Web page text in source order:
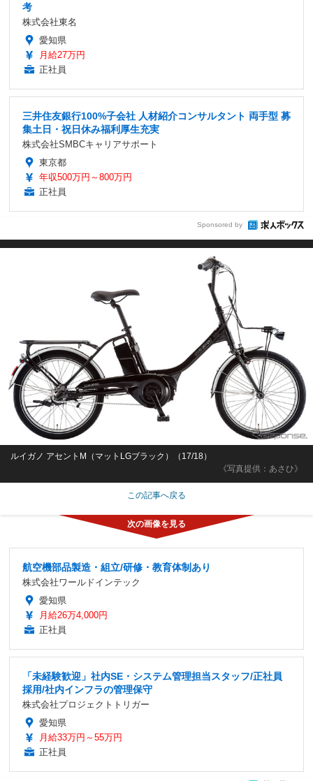
考
株式会社東名
愛知県
月給27万円
正社員
三井住友銀行100%子会社 人材紹介コンサルタント 両手型 募
集土日・祝日休み福利厚生充実
株式会社SMBCキャリアサポート
東京都
年収500万円～800万円
正社員
Sponsored by
《写真提供：あさひ》
ルイガノ アセントM（マットLGブラック）（17/18）
この記事へ戻る
航空機部品製造・組立/研修・教育体制あり
株式会社ワールドインテック
愛知県
月給26万4,000円
正社員
「未経験歓迎」社内SE・システム管理担当スタッフ/正社員
採用/社内インフラの管理保守
株式会社プロジェクトトリガー
愛知県
月給33万円～55万円
正社員